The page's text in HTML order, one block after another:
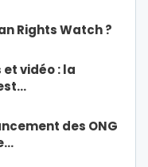
Rights Watch ?
vidéo : la
des ONG